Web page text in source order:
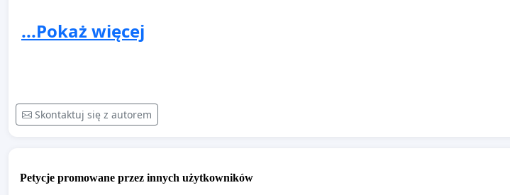
Ponadto linie nr 308 "Jelenia Góra - Mysłakowice - Kowary" oraz nr 340 "Mysłakowice - Karpacz" zostały
komunikacji autobusowej na komunikację kolejową, zapewniającą właściwy poziom dostępności dla
inwestycje kolejowe. Pozwala to mieć nadzieję, że koszty odtworzenia i przywrócenia pełnej
...Pokaż więcej
Skontaktuj się z autorem
Petycje promowane przez innych użytkowników